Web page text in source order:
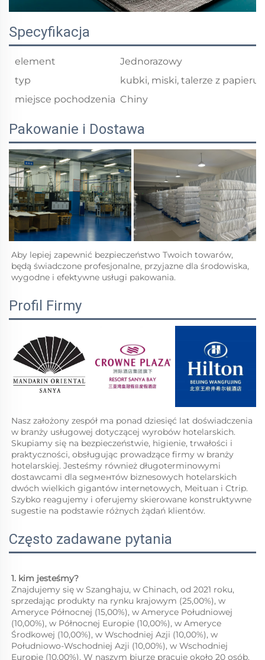
Specyfikacja
element
Jednorazowy
typ
kubki, miski, talerze z papieru
miejsce pochodzenia Chiny
Pakowanie i Dostawa
Aby lepiej zapewnić bezpieczeństwo Twoich towarów,
będą świadczone profesjonalne, przyjazne dla środowiska,
wygodne i efektywne usługi pakowania.
Profil Firmy
Nasz założony zespół ma ponad dziesięć lat doświadczenia
w branży usługowej dotyczącej wyrobów hotelarskich.
Skupiamy się na bezpieczeństwie, higienie, trwałości i
praktyczności, obsługując prowadzące firmy w branży
hotelarskiej. Jesteśmy również długoterminowymi
dostawcami dla segментów biznesowych hotelarskich
dwóch wielkich gigantów internetowych, Meituan i Ctrip.
Szybko reagujemy i oferujemy skierowane konstruktywne
sugestie na podstawie różnych żądań klientów.
Często zadawane pytania
1. kim jesteśmy?
Znajdujemy się w Szanghaju, w Chinach, od 2021 roku,
sprzedając produkty na rynku krajowym (25,00%), w
Ameryce Północnej (15,00%), w Ameryce Południowej
(10,00%), w Północnej Europie (10,00%), w Ameryce
Środkowej (10,00%), w Wschodniej Azji (10,00%), w
Południowo-Wschodniej Azji (10,00%), w Wschodniej
Europie (10,00%). W naszym biurze pracuje około 20 osób.